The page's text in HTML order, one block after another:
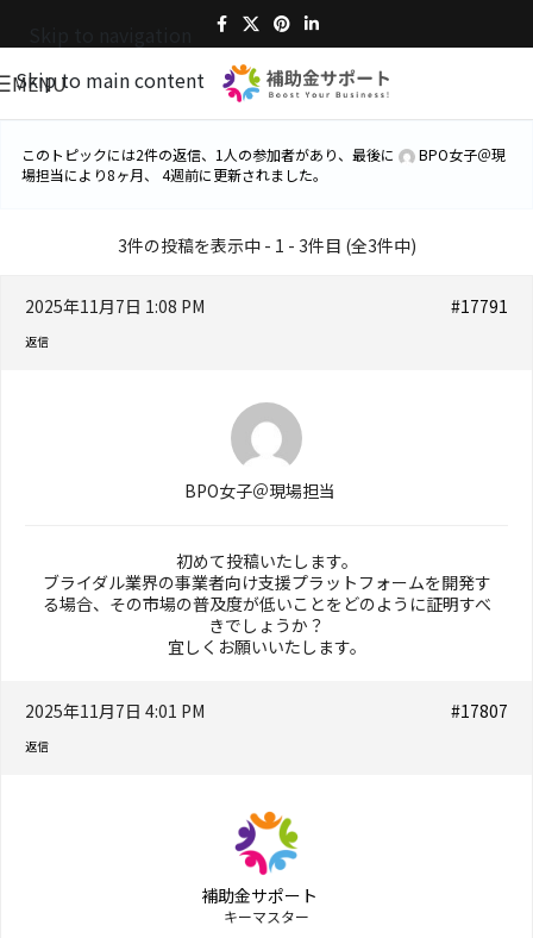
Skip to main content
MENU
このトピックには2件の返信、1人の参加者があり、最後に
BPO女子＠現
場担当により8ヶ月、 4週前に更新されました。
3件の投稿を表示中 - 1 - 3件目 (全3件中)
2025年11月7日 1:08 PM #17791
返信
BPO女子＠現場担当
初めて投稿いたします。
ブライダル業界の事業者向け支援プラットフォームを開発す
る場合、その市場の普及度が低いことをどのように証明すべ
きでしょうか？
宜しくお願いいたします。
2025年11月7日 4:01 PM #17807
返信
補助金サポート
キーマスター